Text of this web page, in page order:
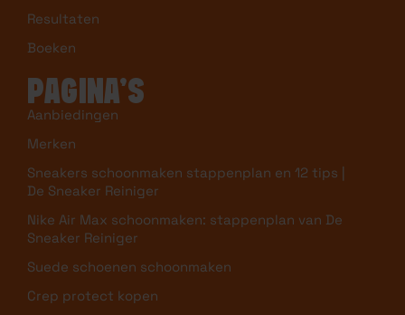
Resultaten
Boeken
PAGINA’S
Aanbiedingen
Merken
Sneakers schoonmaken stappenplan en 12 tips |
De Sneaker Reiniger
Nike Air Max schoonmaken: stappenplan van De
Sneaker Reiniger
Suede schoenen schoonmaken
Crep protect kopen